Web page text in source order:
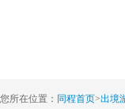
您所在位置： 同程首页>出境